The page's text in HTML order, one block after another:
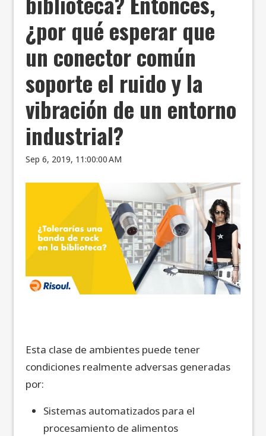
¿por qué esperar que
un conector común
soporte el ruido y la
vibración de un entorno
industrial?
Sep 6, 2019, 11:00:00 AM
Esta clase de ambientes puede tener
condiciones realmente adversas generadas
por:
Sistemas automatizados para el
procesamiento de alimentos